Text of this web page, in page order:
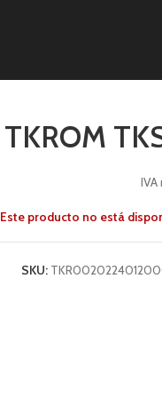
TKROM
Este producto no está
SKU: